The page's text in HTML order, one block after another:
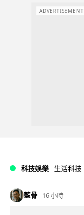
ADVERTISEMENT
科技娛樂 生活科技
藍骨 16 小時